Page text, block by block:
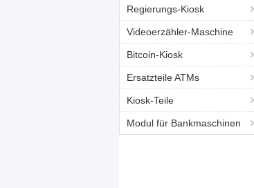
Regierungs-Kiosk
Videoerzähler-Maschine
Bitcoin-Kiosk
Ersatzteile ATMs
Kiosk-Teile
Modul für Bankmaschinen